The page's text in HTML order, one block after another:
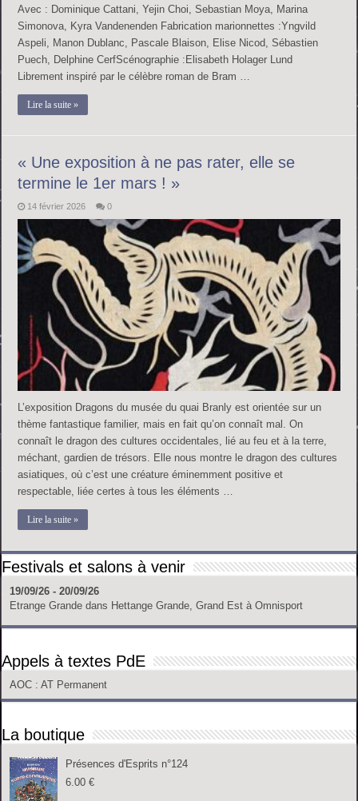
Avec : Dominique Cattani, Yejin Choi, Sebastian Moya, Marina
Simonova, Kyra Vandenenden Fabrication marionnettes :Yngvild
Aspeli, Manon Dublanc, Pascale Blaison, Elise Nicod, Sébastien
Puech, Delphine CerfScénographie :Elisabeth Holager Lund
Librement inspiré par le célèbre roman de Bram …
Lire la suite »
« Une exposition à ne pas rater, elle se
termine le 1er mars ! »
14 février 2026 0
L’exposition Dragons du musée du quai Branly est orientée sur un
thème fantastique familier, mais en fait qu’on connaît mal. On
connaît le dragon des cultures occidentales, lié au feu et à la terre,
méchant, gardien de trésors. Elle nous montre le dragon des cultures
asiatiques, où c’est une créature éminemment positive et
respectable, liée certes à tous les éléments …
Lire la suite »
Festivals et salons à venir
19/09/26 - 20/09/26
Etrange Grande dans Hettange Grande, Grand Est à Omnisport
Appels à textes PdE
AOC : AT Permanent
La boutique
Présences d'Esprits n°124
6.00€